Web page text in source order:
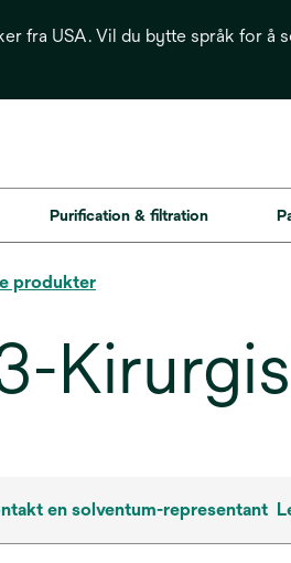
fra USA. Vil du bytte språk for å
Purification & filtration
produkter
en solventum-representant